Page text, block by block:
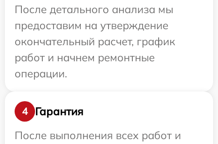
После детального анализа мы
предоставим на утверждение
окончательный расчет, график
работ и начнем ремонтные
операции.
4
Гарантия
После выполнения всех работ и